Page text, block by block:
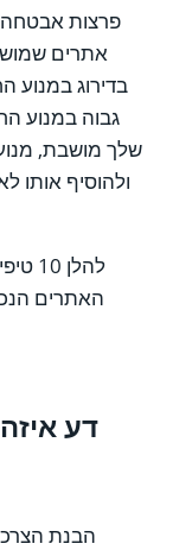
פרצות אבטחה
אתרים
בדירוג במנוע
גבוה במנוע
שלך מושבת,
ולהוסיף אותו
האתרים
הבנת